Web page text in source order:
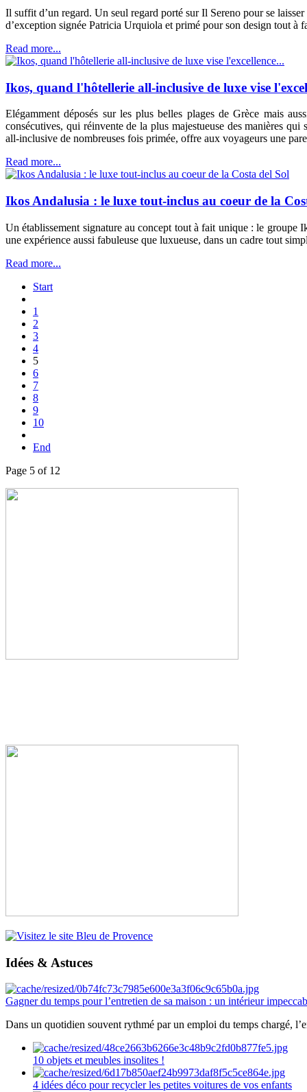
Il suffit d’un regard. Un seul regard porté sur Il Sereno pour se
d’exception signée Patricia Urquiola et primé pour son design tout
Read more...
Ikos, quand l'hôtellerie all-inclusive de luxe vise
Elégamment déposés sur les plus belles plages de Grèce mais
consécutives, qui réinvente de la plus majestueuse des manières
all-inclusive de nombreuses fois primée, offre aux voyageurs une
Read more...
Ikos Andalusia : le luxe tout-inclus au coeur de la
Un établissement signature au concept tout à fait unique : le groupe
une expérience aussi fabuleuse que luxueuse, dans un cadre tout
Read more...
Start
1
2
3
4
5
6
7
8
9
10
End
Page 5 of 12
Idées & Astuces
Gagner du temps pour l’entretien de sa maison : un intérieur
Dans un quotidien souvent rythmé par un emploi du temps chargé,
10 objets et meubles insolites !
4 idées déco pour recycler les petites voitures de vos enfants